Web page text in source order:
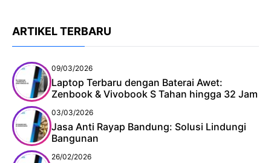
ARTIKEL TERBARU
09/03/2026
Laptop Terbaru dengan Baterai Awet:
Zenbook & Vivobook S Tahan hingga 32 Jam
03/03/2026
Jasa Anti Rayap Bandung: Solusi Lindungi
Bangunan
26/02/2026